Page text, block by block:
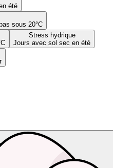
été
sous 20°C
Stress hydrique
Jours avec sol sec en été